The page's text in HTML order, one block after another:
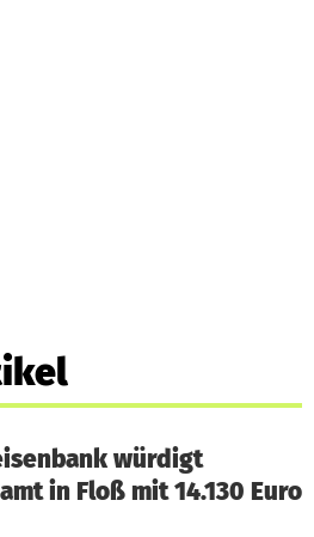
würdigt
in Floß mit 14.130 Euro